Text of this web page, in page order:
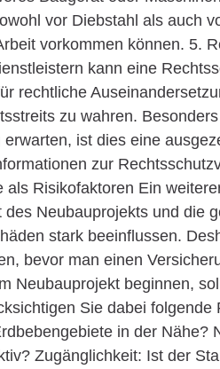
vor Diebstahl als auch
vorkommen können. 5.
kann eine
rechtliche
zu wahren.
ist dies eine
zur
Risikofaktoren Ein
Neubauprojekts und die
stark beeinflussen.
bevor man einen
Neubauprojekt beginnen,
Sie dabei folgende
in der Nähe?
Zugänglichkeit: Ist der